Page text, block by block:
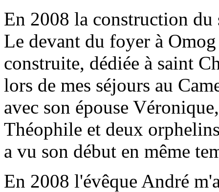
En 2008 la construction
Le devant du foyer à
construite, dédiée à saint
lors de mes séjours au
avec son épouse
Théophile et deux
a vu son début en même
En 2008 l'évêque André